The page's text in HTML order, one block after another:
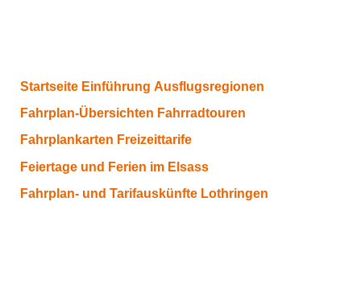
Startseite Einführung Ausflugsregionen
Fahrplan-Übersichten Fahrradtouren
Fahrplankarten Freizeittarife
Feiertage und Ferien im Elsass
Fahrplan- und Tarifauskünfte Lothringen